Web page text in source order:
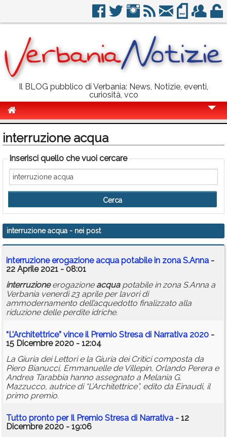
Il BLOG pubblico di Verbania: News, Notizie, eventi,
curiosità, vco
Politica
Sport
Eventi
Info Utili
Rubriche
Calendario
Annunci
interruzione acqua
Inserisci quello che vuoi cercare
interruzione acqua - nei post
interruzioneerogazione acqua potabile in zona S.Anna -
22 Aprile 2021 - 08:01
interruzioneerogazione acquapotabile in zona S.Anna a
Verbania venerdì 23 aprile per lavori di
ammodernamento dell’acquedotto finalizzato alla
riduzione delle perdite idriche.
“L’Architettrice” vince il Premio Stresa di Narrativa 2020 -
15 Dicembre 2020 - 12:04
La Giuria dei Lettori e la Giuria dei Critici composta da
Piero Bianucci, Emmanuelle de Villepin, Orlando Perera e
Andrea Tarabbia hanno assegnato a Melania G.
Mazzucco, autrice di “L’Architettrice”, edito da Einaudi, il
primo premio.
Tutto pronto per Il Premio Stresa di Narrativa - 12
Dicembre 2020 - 19:06